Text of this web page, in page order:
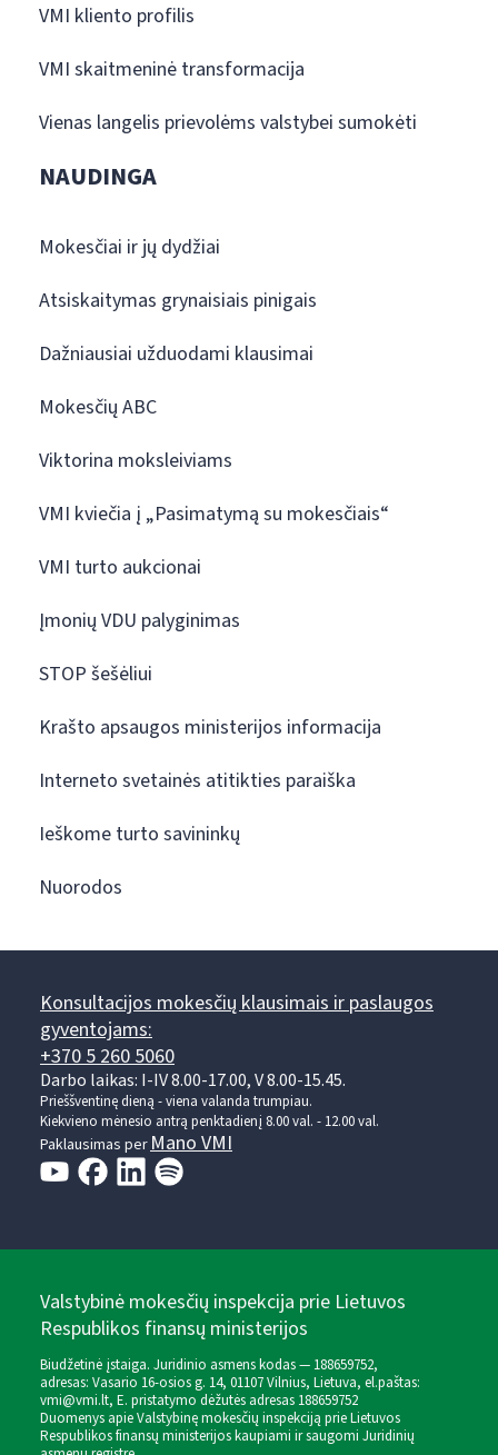
VMI kliento profilis
VMI skaitmeninė transformacija
Vienas langelis prievolėms valstybei sumokėti
NAUDINGA
Mokesčiai ir jų dydžiai
Atsiskaitymas grynaisiais pinigais
Dažniausiai užduodami klausimai
Mokesčių ABC
Viktorina moksleiviams
VMI kviečia į „Pasimatymą su mokesčiais“
VMI turto aukcionai
Įmonių VDU palyginimas
STOP šešėliui
Krašto apsaugos ministerijos informacija
Interneto svetainės atitikties paraiška
Ieškome turto savininkų
Nuorodos
Konsultacijos mokesčių klausimais ir paslaugos
gyventojams:
+370 5 260 5060
Darbo laikas: I-IV 8.00-17.00, V 8.00-15.45.
Prieššventinę dieną - viena valanda trumpiau.
Kiekvieno mėnesio antrą penktadienį 8.00 val. - 12.00 val.
Paklausimas per Mano VMI
Valstybinė mokesčių inspekcija prie Lietuvos
Respublikos finansų ministerijos
Biudžetinė įstaiga. Juridinio asmens kodas — 188659752,
adresas: Vasario 16-osios g. 14, 01107 Vilnius, Lietuva, el.paštas:
vmi@vmi.lt, E. pristatymo dėžutės adresas 188659752
Duomenys apie Valstybinę mokesčių inspekciją prie Lietuvos
Respublikos finansų ministerijos kaupiami ir saugomi Juridinių